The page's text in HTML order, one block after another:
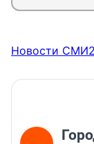
Новости СМИ2